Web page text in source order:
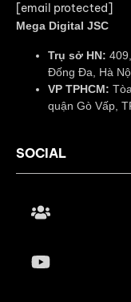
[email protected]
Mega Digital JSC
Trụ sở HN:
Đống Đa, Hà
VP TPHCM:
quận Gò Vấp,
SOCIAL